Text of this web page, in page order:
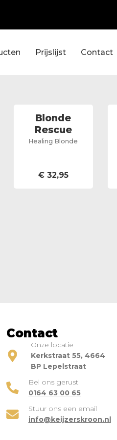
Prijslijst Contact
Blonde
Rescue
Healing Blonde
€32,95
Contact
Onze locatie
Kerkstraat 55, 4664
BP Lepelstraat
Bel ons gerust
0164 63 00 65
Stuur ons een email
info@keijzerskroon.nl